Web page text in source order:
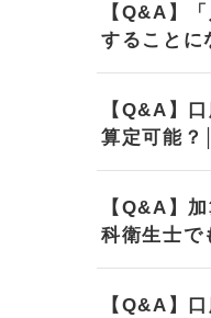
【Q&A】
すること
【Q&A】
算定可能
【Q&A】
科衛生士
【Q&A】